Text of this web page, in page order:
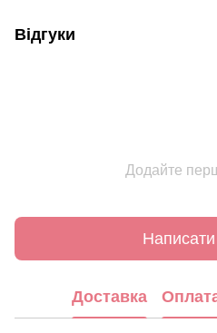
Відгуки
Додайте
Написати
Доставка